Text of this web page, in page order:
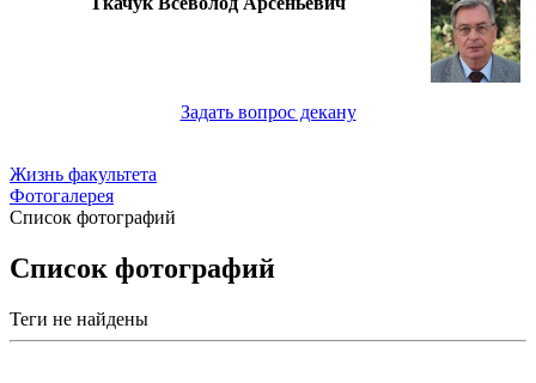
Задать вопрос декану
Жизнь факультета
Фотогалерея
Список фотографий
Список фотографий
Теги не найдены